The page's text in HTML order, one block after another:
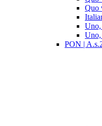
Quo
PON |